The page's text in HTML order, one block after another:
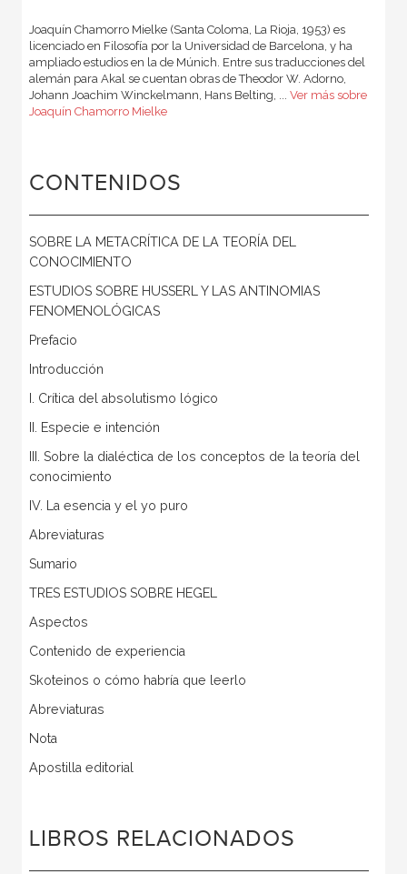
Joaquín Chamorro Mielke (Santa Coloma, La Rioja, 1953) es
licenciado en Filosofía por la Universidad de Barcelona, y ha
ampliado estudios en la de Múnich. Entre sus traducciones del
alemán para Akal se cuentan obras de Theodor W. Adorno,
Johann Joachim Winckelmann, Hans Belting, ... Ver más sobre
Joaquín Chamorro Mielke
CONTENIDOS
SOBRE LA METACRÍTICA DE LA TEORÍA DEL
CONOCIMIENTO
ESTUDIOS SOBRE HUSSERL Y LAS ANTINOMIAS
FENOMENOLÓGICAS
Prefacio
Introducción
I. Crítica del absolutismo lógico
II. Especie e intención
III. Sobre la dialéctica de los conceptos de la teoría del
conocimiento
IV. La esencia y el yo puro
Abreviaturas
Sumario
TRES ESTUDIOS SOBRE HEGEL
Aspectos
Contenido de experiencia
Skoteinos o cómo habría que leerlo
Abreviaturas
Nota
Apostilla editorial
LIBROS RELACIONADOS